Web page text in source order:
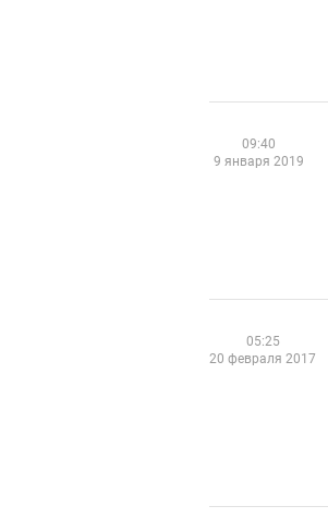
09:40
9 января 2019
05:25
20 февраля 2017